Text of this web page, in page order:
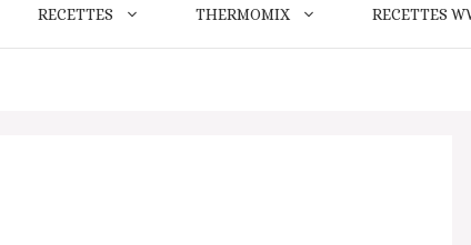
RECETTES THERMOMIX RECETTES